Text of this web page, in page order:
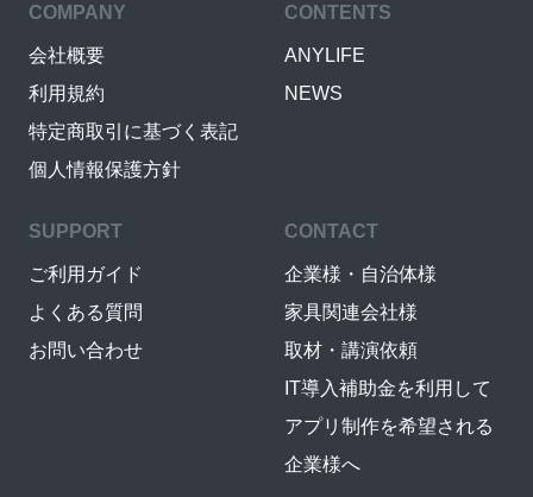
COMPANY
会社概要
利用規約
特定商取引に基づく表記
個人情報保護方針
CONTENTS
ANYLIFE
NEWS
SUPPORT
ご利用ガイド
よくある質問
お問い合わせ
CONTACT
企業様・自治体様
家具関連会社様
取材・講演依頼
IT導入補助金を利用して
アプリ制作を希望される
企業様へ